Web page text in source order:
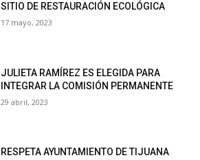
SITIO DE RESTAURACIÓN ECOLÓGICA
17 mayo, 2023
JULIETA RAMÍREZ ES ELEGIDA PARA
INTEGRAR LA COMISIÓN PERMANENTE
29 abril, 2023
RESPETA AYUNTAMIENTO DE TIJUANA